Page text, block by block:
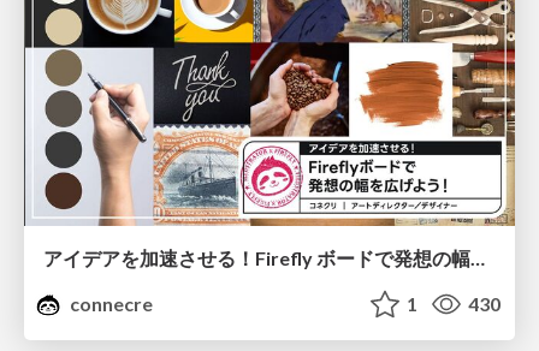
アイデアを加速させる！Firefly ボードで発想の幅を広げよう
connecre
1 430